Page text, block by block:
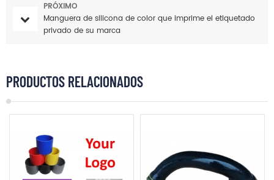
PRÓXIMO
Manguera de silicona de color que imprime el etiquetado
privado de su marca
PRODUCTOS RELACIONADOS